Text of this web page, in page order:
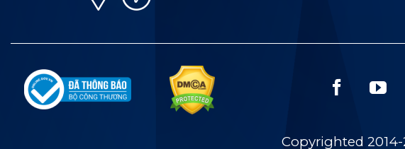
Copyrighted